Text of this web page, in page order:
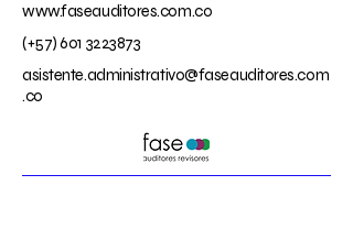
www.faseauditores.com.co
(+57)601 3223873
asistente.administrativo@faseauditores.com
.co